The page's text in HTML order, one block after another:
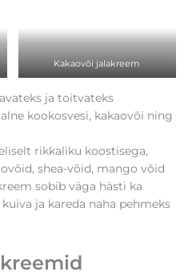
Kakaovõi jalakreem
ja toitvateks
kookosvesi, kakaovõi ning
rikkaliku koostisega,
shea-võid, mango võid
sobib väga hästi ka
ja kareda naha pehmeks